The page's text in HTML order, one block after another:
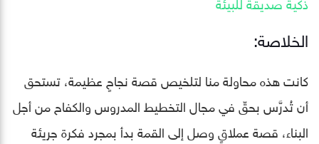
الخلاصة:
كانت هذه محاولة منا لتلخيص قصة نجاحٍ عظيمة، تستحق
أن تُدرَّس بحقّ في مجال التخطيط المدروس والكفاح من أجل
البناء، قصة عملاقٍ وصل إلى القمة بدأ بمجرد فكرة جريئة